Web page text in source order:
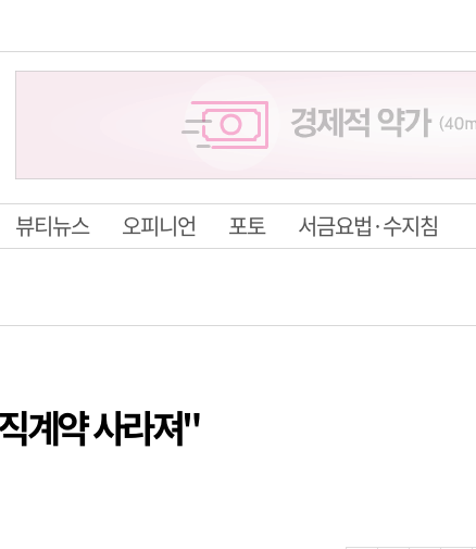
뷰티뉴스 오피니언 포토 서금요법·수지침
계약 사라져"